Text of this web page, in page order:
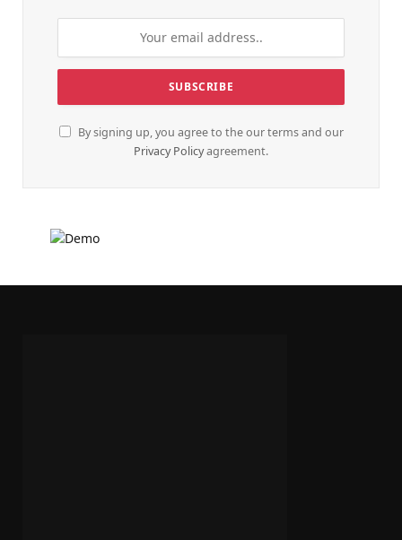
By signing up, you agree to the our terms and our
Privacy Policyagreement.